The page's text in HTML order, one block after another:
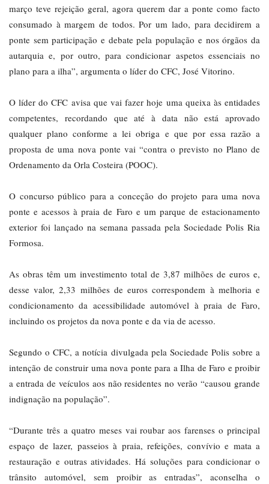
março teve rejeição geral, agora querem dar a ponte como facto
consumado à margem de todos. Por um lado, para decidirem a
ponte sem participação e debate pela população e nos órgãos da
autarquia e, por outro, para condicionar aspetos essenciais no
plano para a ilha”, argumenta o líder do CFC, José Vitorino.
O líder do CFC avisa que vai fazer hoje uma queixa às entidades
competentes, recordando que até à data não está aprovado
qualquer plano conforme a lei obriga e que por essa razão a
proposta de uma nova ponte vai “contra o previsto no Plano de
Ordenamento da Orla Costeira (POOC).
O concurso público para a conceção do projeto para uma nova
ponte e acessos à praia de Faro e um parque de estacionamento
exterior foi lançado na semana passada pela Sociedade Polis Ria
Formosa.
As obras têm um investimento total de 3,87 milhões de euros e,
desse valor, 2,33 milhões de euros correspondem à melhoria e
condicionamento da acessibilidade automóvel à praia de Faro,
incluindo os projetos da nova ponte e da via de acesso.
Segundo o CFC, a notícia divulgada pela Sociedade Polis sobre a
intenção de construir uma nova ponte para a Ilha de Faro e proibir
a entrada de veículos aos não residentes no verão “causou grande
indignação na população”.
“Durante três a quatro meses vai roubar aos farenses o principal
espaço de lazer, passeios à praia, refeições, convívio e mata a
restauração e outras atividades. Há soluções para condicionar o
trânsito automóvel, sem proibir as entradas”, aconselha o